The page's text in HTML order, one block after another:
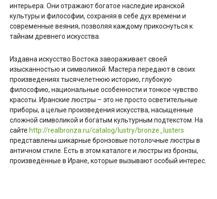
интерьера. Они отражают богатое наследие иранской
культуры и философии, сохраняя в себе дух времени и
современные веяния, позволяя каждому прикоснуться к
тайнам древнего искусства.
Издавна искусство Востока завораживает своей
изысканностью и символикой. Мастера передают в своих
произведениях тысячелетнюю историю, глубокую
философию, национальные особенности и тонкое чувство
красоты. Иранские люстры – это не просто осветительные
приборы, а целые произведения искусства, насыщенные
сложной символикой и богатым культурным подтекстом. На
сайте http://realbronza.ru/catalog/lustry/bronze_lusters
представлены шикарные бронзовые потолочные люстры в
античном стиле. Есть в этом каталоге и люстры из бронзы,
произведённые в Иране, которые вызывают особый интерес.